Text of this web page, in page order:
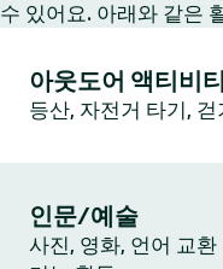
수 있어요. 아래와 같은
아웃도어 액티비티
등산, 자전거 타기,
인문/예술
사진, 영화, 언어 교